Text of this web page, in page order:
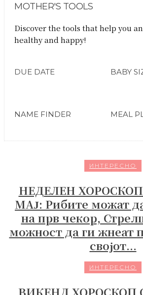
MOTHER'S TOOLS
Discover the tools that help you
healthy and happy!
DUE DATE BABY
NAME FINDER MEAL
ИНТЕРЕСНО
НЕДЕЛЕН ХОРОСКОП
МАЈ: Рибите можат
на прв чекор,
можност да ги жнеат
својот...
ИНТЕРЕСНО
ВИКЕНД ХОРОСКОП